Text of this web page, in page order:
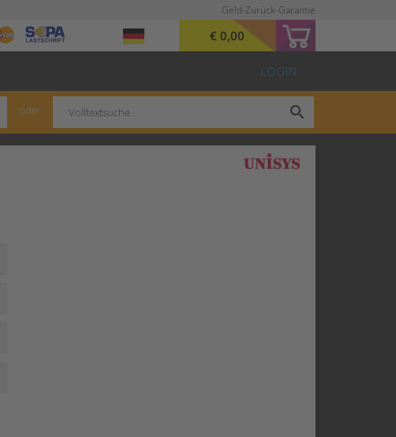
Geld-Zurück-Garantie
€ 0,00
LOGIN
oder search